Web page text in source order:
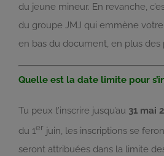
du jeune mineur. En revanche,
du groupe JMJ qui emmène
en bas du document, en plus des
Quelle est la date limite pour
Tu peux t’inscrire jusqu’au 31 mai
du 1er juin, les inscriptions se
seront attribuées dans la limite